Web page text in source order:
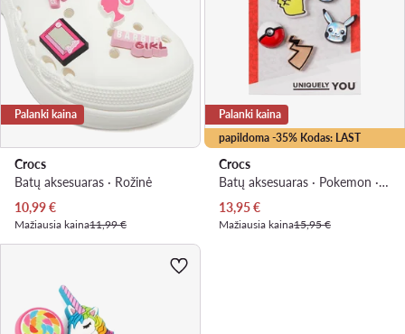
Palanki kaina
Crocs
Batų aksesuaras · Rožinė
Dabartinė kaina
10,99€
Mažiausia kaina11,99 €
papildoma -35% Kodas: LAST
Palanki kaina
Crocs
Batų aksesuaras · Pokemon · Spalvota
Dabartinė kaina
13,95€
Mažiausia kaina15,95 €